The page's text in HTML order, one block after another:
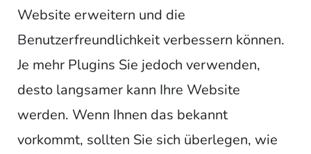
Website erweitern und die
Benutzerfreundlichkeit verbessern können.
Je mehr Plugins Sie jedoch verwenden,
desto langsamer kann Ihre Website
werden. Wenn Ihnen das bekannt
vorkommt, sollten Sie sich überlegen, wie